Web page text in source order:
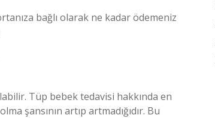
bağlı olarak ne kadar ödemeniz
Tüp bebek tedavisi hakkında en
şansının artıp artmadığıdır. Bu